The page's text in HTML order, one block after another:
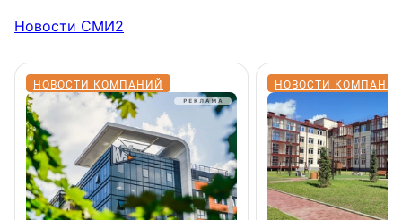
Новости СМИ2
НОВОСТИ КОМПАНИЙ НОВОСТИ